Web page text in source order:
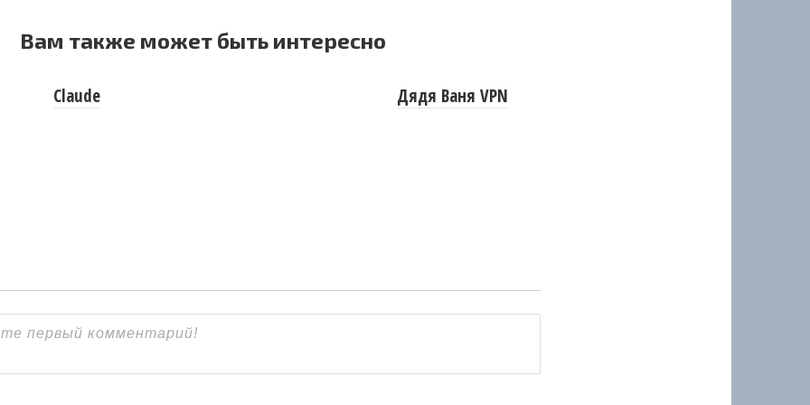
Вам также может быть интересно
Claude Дядя Ваня VPN